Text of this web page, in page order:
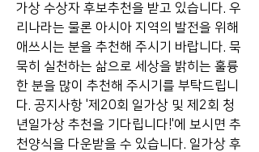
가상 수상자 후보추천을 받고 있습니다. 우
리나라는 물론 아시아 지역의 발전을 위해
애쓰시는 분을 추천해 주시기 바랍니다. 묵
묵히 실천하는 삶으로 세상을 밝히는 훌륭
한 분을 많이 추천해 주시기를 부탁드립니
다. 공지사항 '제20회 일가상 및 제2회 청
년일가상 추천을 기다립니다!'에 보시면 추
천양식을 다운받을 수 있습니다. 일가상 후